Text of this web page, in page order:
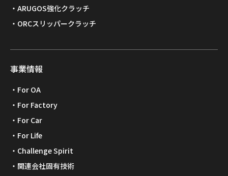
ARUGOS強化クラッチ
ORCスリッパークラッチ
事業情報
For OA
For Factory
For Car
For Life
Challenge Spirit
関連会社固有技術